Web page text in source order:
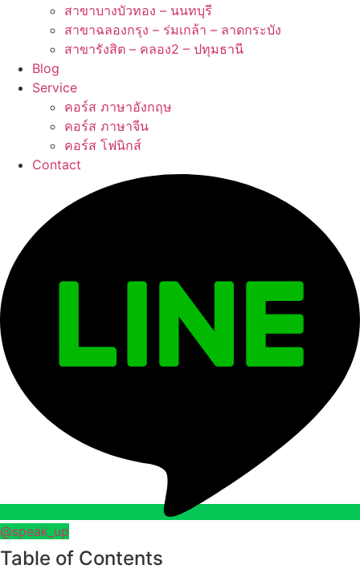
สาขาบางบัวทอง – นนทบุรี
สาขาฉลองกรุง – ร่มเกล้า – ลาดกระบัง
สาขารังสิต – คลอง2 – ปทุมธานี
Blog
Service
คอร์ส ภาษาอังกฤษ
คอร์ส ภาษาจีน
คอร์ส โฟนิกส์
Contact
@speak_up
Table of Contents